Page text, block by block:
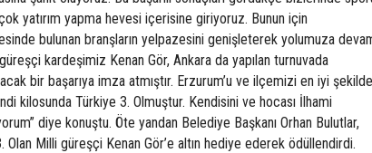
yatırım yapma hevesi içerisine giriyoruz. Bunun için
bulunan branşların yelpazesini genişleterek yolumuza
kardeşimiz Kenan Gör, Ankara da yapılan turnuvada
bir başarıya imza atmıştır. Erzurum’u ve ilçemizi en iyi şekilde
kilosunda Türkiye 3. Olmuştur. Kendisini ve hocası İlhami
diye konuştu. Öte yandan Belediye Başkanı Orhan Bulutlar,
Olan Milli güreşçi Kenan Gör’e altın hediye ederek ödüllendirdi.